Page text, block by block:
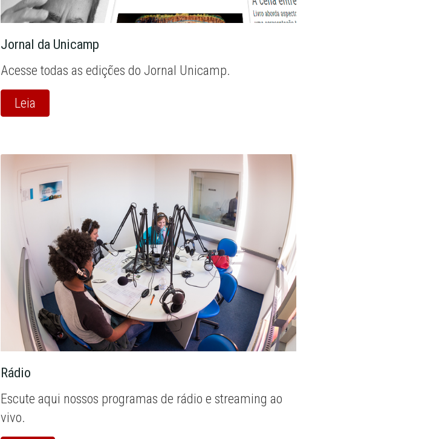
Jornal da Unicamp
Acesse todas as edições do Jornal Unicamp.
Leia
Rádio
Escute aqui nossos programas de rádio e streaming ao
vivo.